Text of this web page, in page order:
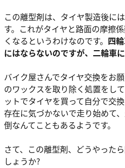
この離型剤は、タイヤ製造後に
す。これがタイヤと路面の摩擦
くなるというわけなのです。 四
にはならないのですが、二輪車
バイク屋さんでタイヤ交換をお
のワックスを取り除く処置をし
ットでタイヤを買って自分で交
存在に気づかないで走り始めて
倒なんてこともあるようです。
さて、この離型剤、どうやった
しょうか?